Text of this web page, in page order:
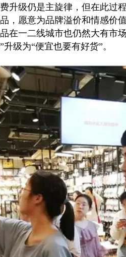
升级仍是主旋律，但在此过
，愿意为品牌溢价和情感价
在一二线城市也仍然大有市
升级为“便宜也要有好货”。